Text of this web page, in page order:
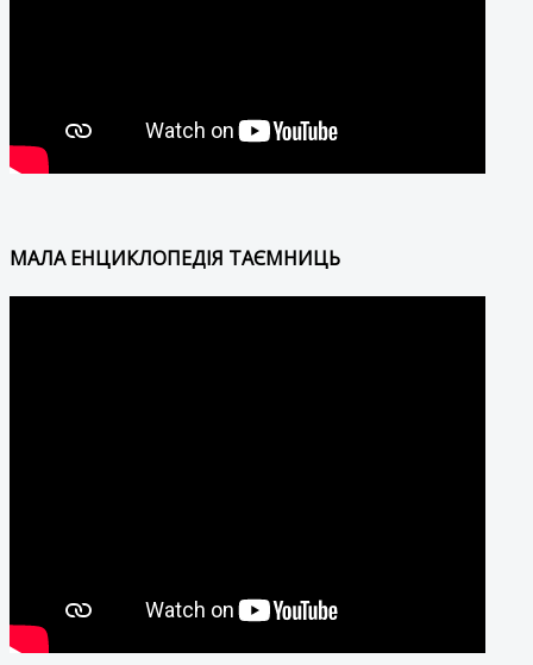
МАЛА ЕНЦИКЛОПЕДІЯ ТАЄМНИЦЬ